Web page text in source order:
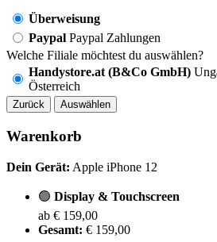
Überweisung
Paypal Paypal Zahlungen
Welche Filiale möchtest du auswählen?
Handystore.at (B&Co GmbH)
Österreich
Zurück Auswählen
Warenkorb
Dein Gerät: Apple iPhone 12
🟢 Display & Touchscreen
ab € 159,00
Gesamt: € 159,00